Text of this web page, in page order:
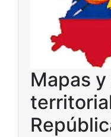
Mapas